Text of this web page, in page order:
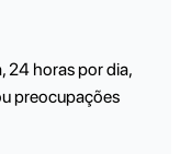
24 horas por dia,
preocupações